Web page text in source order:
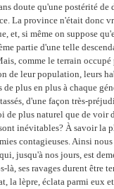
doute qu'une postérité de
La province n'était donc
et, si même on suppose
partie d'une telle
comme le terrain
de leur population, leurs
de plus en plus à chaque
d'une façon très-
de plus naturel que de voir
inévitables? À savoir la
contagieuses. Ainsi
jusqu'à nos jours, est
là, ses ravages durent être
la lèpre, éclata parmi eux